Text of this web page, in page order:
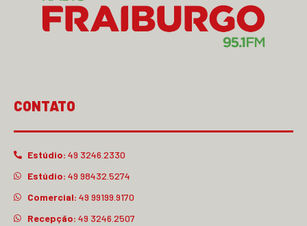
CONTATO
Estúdio: 49 3246.2330
Estúdio: 49 98432.5274
Comercial: 49 99199.9170
Recepção: 49 3246.2507